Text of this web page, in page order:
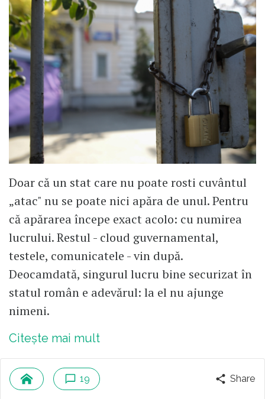
Doar că un stat care nu poate rosti cuvântul
„atac" nu se poate nici apăra de unul. Pentru
că apărarea începe exact acolo: cu numirea
lucrului. Restul - cloud guvernamental,
testele, comunicatele - vin după.
Deocamdată, singurul lucru bine securizat în
statul român e adevărul: la el nu ajunge
nimeni.
Citește mai mult
19 Share